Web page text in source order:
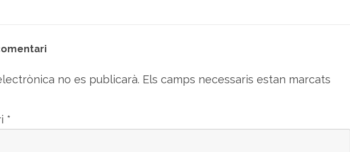
no es publicarà. Els camps necessaris estan marcats
*